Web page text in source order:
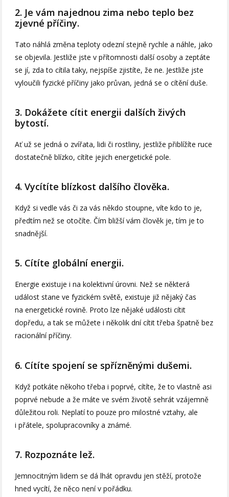
2. Je vám najednou zima nebo teplo bez
zjevné příčiny.
Tato náhlá změna teploty odezní stejně rychle a náhle, jako
se objevila. Jestliže jste v přítomnosti další osoby a zeptáte
se jí, zda to cítila taky, nejspíše zjistíte, že ne. Jestliže jste
vyloučili fyzické příčiny jako průvan, jedná se o cítění duše.
3. Dokážete cítit energii dalších živých
bytostí.
Ať už se jedná o zvířata, lidi či rostliny, jestliže přiblížíte ruce
dostatečně blízko, cítíte jejich energetické pole.
4. Vycítíte blízkost dalšího člověka.
Když si vedle vás či za vás někdo stoupne, víte kdo to je,
předtím než se otočíte. Čím bližší vám člověk je, tím je to
snadnější.
5. Cítíte globální energii.
Energie existuje i na kolektivní úrovni. Než se některá
událost stane ve fyzickém světě, existuje již nějaký čas
na energetické rovině. Proto lze nějaké události cítit
dopředu, a tak se můžete i několik dní cítit třeba špatně bez
racionální příčiny.
6. Cítíte spojení se spřízněnými dušemi.
Když potkáte někoho třeba i poprvé, cítíte, že to vlastně asi
poprvé nebude a že máte ve svém životě sehrát vzájemně
důležitou roli. Neplatí to pouze pro milostné vztahy, ale
i přátele, spolupracovníky a známé.
7. Rozpoznáte lež.
Jemnocitným lidem se dá lhát opravdu jen stěží, protože
hned vycítí, že něco není v pořádku.